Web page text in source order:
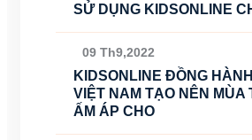
SỬ DỤNG KIDSONLINE
09 Th9,2022
KIDSONLINE ĐỒNG
VIỆT NAM TẠO NÊN MÙA
ẤM ÁP CHO